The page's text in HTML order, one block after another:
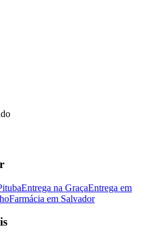
Entrega na GraçaEntrega em
Farmácia em Salvador